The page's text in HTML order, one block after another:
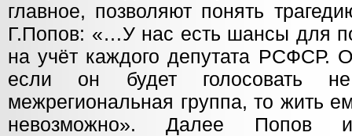
главное, позволяют понять
Г.Попов: «…У нас есть шансы для
на учёт каждого депутата РСФСР.
если он будет голосовать
межрегиональная группа, то жить
невозможно». Далее Попов